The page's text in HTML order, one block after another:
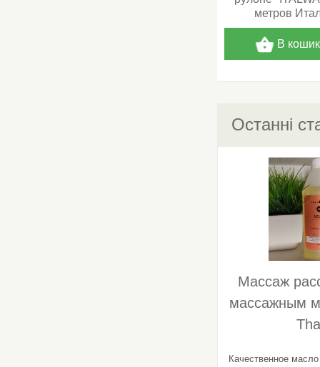
метров
В кошик
Останні
Массаж
массажным
Качественное